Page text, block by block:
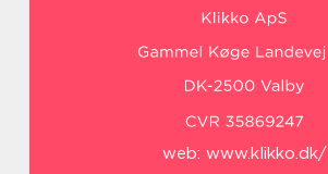
web: www.klikko.dk/